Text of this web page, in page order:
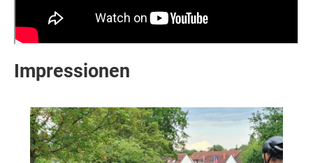
Impressionen